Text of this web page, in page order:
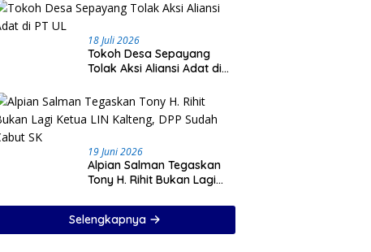
18 Juli 2026
Tokoh Desa Sepayang
Tolak Aksi Aliansi Adat di
19 Juni 2026
Alpian Salman Tegaskan
Tony H. Rihit Bukan Lagi
Sudah Cabut SK
Selengkapnya